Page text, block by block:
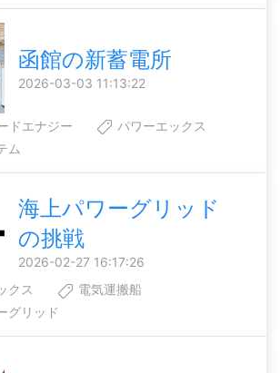
函館の新蓄電所
2026-03-03 11:13:22
ドエナジー
パワーエックス
ム
海上パワーグリッド
の挑戦
2026-02-27 16:17:26
クス
電気運搬船
グリッド